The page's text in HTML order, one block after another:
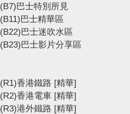
(B7)巴士特別所見
(B11)巴士精華區
(B22)巴士迷吹水區
(B23)巴士影片分享區
(R1)香港鐵路 [精華]
(R2)香港電車 [精華]
(R3)港外鐵路 [精華]